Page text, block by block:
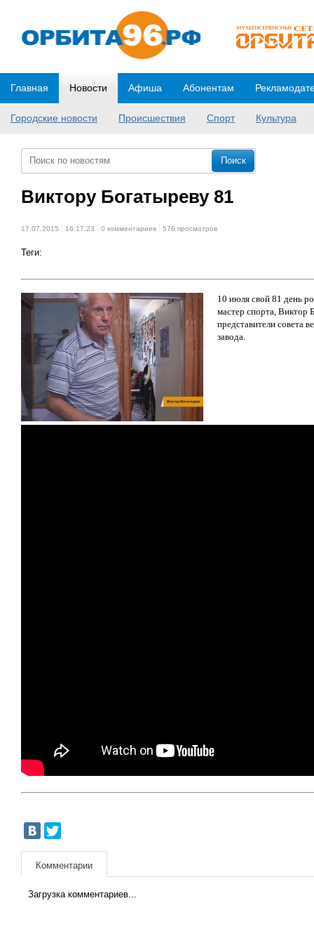
Главная Новости
Городские новости Происшествия Спорт Культура
Афиша Абонентам
Виктору Богатыреву 81
17.07.2015 16:17:23 0 комментариев 576 просмотров
Теги:
10 июля свой 81 день
мастер спорта, Виктор
представители совета
завода.
Комментарии
Загрузка комментариев...